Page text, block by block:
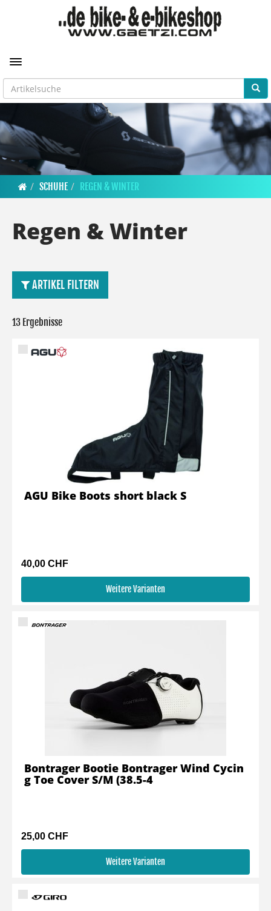
Toggle navigation
SCHUHE REGEN & WINTER
Regen & Winter
ARTIKEL FILTERN
13 Ergebnisse
40,00 CHF
Weitere Varianten
AGU Bike Boots short black S
25,00 CHF
Weitere Varianten
Bontrager Bootie Bontrager Wind Cycin
g Toe Cover S/M (38.5-4